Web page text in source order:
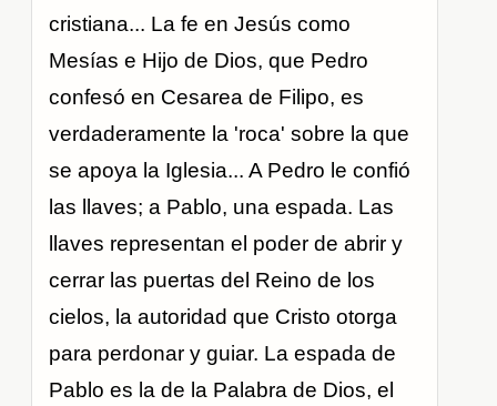
cristiana... La fe en Jesús como
Mesías e Hijo de Dios, que Pedro
confesó en Cesarea de Filipo, es
verdaderamente la 'roca' sobre la que
se apoya la Iglesia... A Pedro le confió
las llaves; a Pablo, una espada. Las
llaves representan el poder de abrir y
cerrar las puertas del Reino de los
cielos, la autoridad que Cristo otorga
para perdonar y guiar. La espada de
Pablo es la de la Palabra de Dios, el